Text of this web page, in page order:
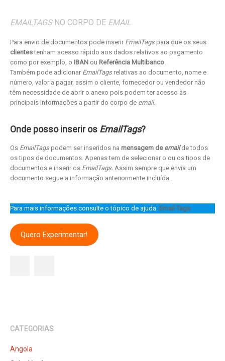
EMAILTAGSNO CORPO DE EMAIL
Para envio de documentos pode inserir EmailTagspara que os seus
clientestenham acesso rápido aos dados relativos ao pagamento
como por exemplo, o IBAN ou Referência Multibanco.
Também pode adicionar EmailTagsrelativas ao documento, nome e
número, valor a pagar, assim o cliente, fornecedor ou vendedor não
têm necessidade de abrir o anexo pois podem ter acesso às
principais informações a partir do corpo de email.
Onde posso inserir os EmailTags?
Os EmailTagspodem ser inseridos na mensagem de emailde todos
os tipos de documentos. Apenas tem de selecionar o ou os tipos de
documentos e inserir os EmailTags. Assim sempre que envia um
documento segue a informação anteriormente incluída.
Para mais informações consulte o tópico de ajuda: Email Tags
Quero Experimentar!
CATEGORIAS
Angola